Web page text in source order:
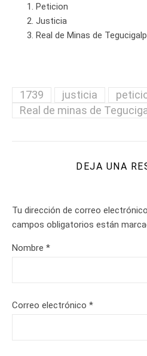
Peticion
Justicia
Real de Minas de
1739 justicia
Real de minas de
DEJA UNA
Tu dirección de correo
campos obligatorios están
Nombre *
Correo electrónico *